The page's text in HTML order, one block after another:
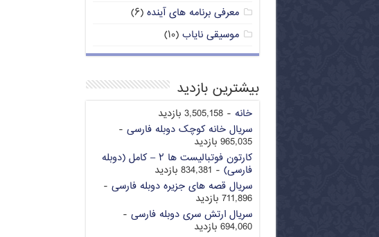
معرفی برنامه های آینده (۶)
موسیقی نایاب (۱۰)
بیشترین بازدید
خانه - 3,505,158 بازدید
سریال خانه کوچک دوبله فارسی -
965,035 بازدید
کارتون فوتبالیست ها ۲ – کامل (دوبله
فارسی) - 834,381 بازدید
سریال قصه های جزیره دوبله فارسی -
711,896 بازدید
سریال ارتش سری دوبله فارسی -
694,060 بازدید